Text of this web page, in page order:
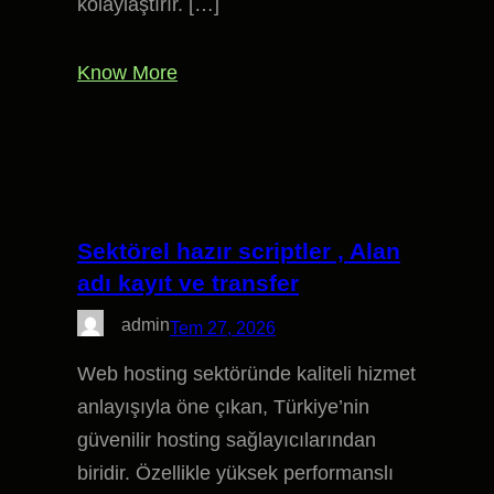
kolaylaştırır. […]
Know More
Sektörel hazır scriptler , Alan
adı kayıt ve transfer
adminTem 27, 2026
Web hosting sektöründe kaliteli hizmet
anlayışıyla öne çıkan, Türkiye’nin
güvenilir hosting sağlayıcılarından
biridir. Özellikle yüksek performanslı